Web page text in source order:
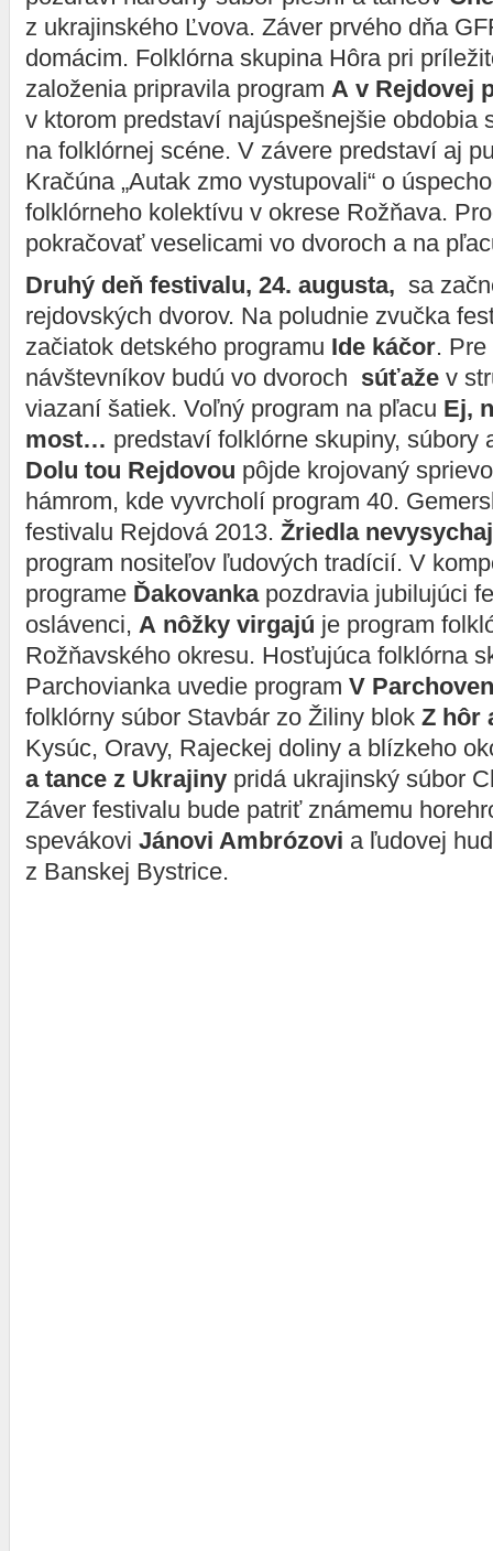
z ukrajinského Ľvova. Záver prvého dňa
domácim. Folklórna skupina Hôra pri
založenia pripravila program A v Rejdovej
v ktorom predstaví najúspešnejšie obdobia
na folklórnej scéne. V závere predstaví aj
Kračúna „Autak zmo vystupovali“ o
folklórneho kolektívu v okrese Rožňava.
pokračovať veselicami vo dvoroch a na
Druhý deň festivalu, 24. augusta, sa
rejdovských dvorov. Na poludnie zvučka
začiatok detského programu Ide káčor.
návštevníkov budú vo dvoroch súťaže v
viazaní šatiek. Voľný program na pľacu Ej,
most… predstaví folklórne skupiny, súbory
Dolu tou Rejdovou pôjde krojovaný
hámrom, kde vyvrcholí program 40.
festivalu Rejdová 2013. Žriedla
program nositeľov ľudových tradícií. V
programe Ďakovanka pozdravia jubilujúci
oslávenci, A nôžky virgajú je program
Rožňavského okresu. Hosťujúca folklórna
Parchovianka uvedie program V
folklórny súbor Stavbár zo Žiliny blok Z hôr
Kysúc, Oravy, Rajeckej doliny a blí­zkeho
a tance z Ukrajiny pridá ukrajinský súbor
Záver festivalu bude patriť známemu
spevákovi Jánovi Ambrózovi a ľudovej
z Banskej Bystrice.